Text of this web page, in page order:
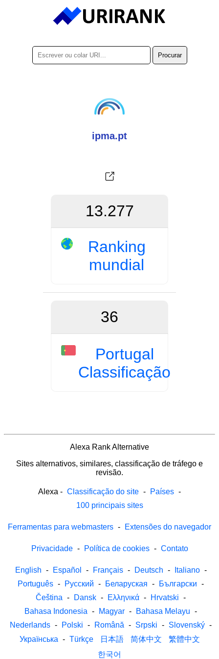
ipma.pt
13.277
Ranking
mundial
36
Portugal
Classificação
Alexa Rank Alternative
Sites alternativos, similares, classificação de tráfego e
revisão.
Alexa - Classificação do site - Países -
100 principais sites
Ferramentas para webmasters - Extensões do navegador
Privacidade - Política de cookies - Contato
English - Español - Français - Deutsch - Italiano -
Português - Русский - Беларуская - Български -
Čeština - Dansk - Ελληνικά - Hrvatski -
Bahasa Indonesia - Magyar - Bahasa Melayu -
Nederlands - Polski - Română - Srpski - Slovenský -
Українська - Türkçe 日本語 简体中文
繁體中文
한국어